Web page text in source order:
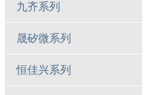
九齐系列
晟矽微系列
恒佳兴系列